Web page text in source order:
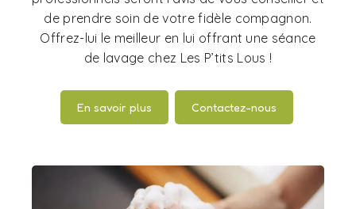
de prendre soin de votre fidèle compagnon.
Offrez-lui le meilleur en lui offrant une séance
de lavage chez Les P’tits Lous !
En savoir plus Contactez-nous